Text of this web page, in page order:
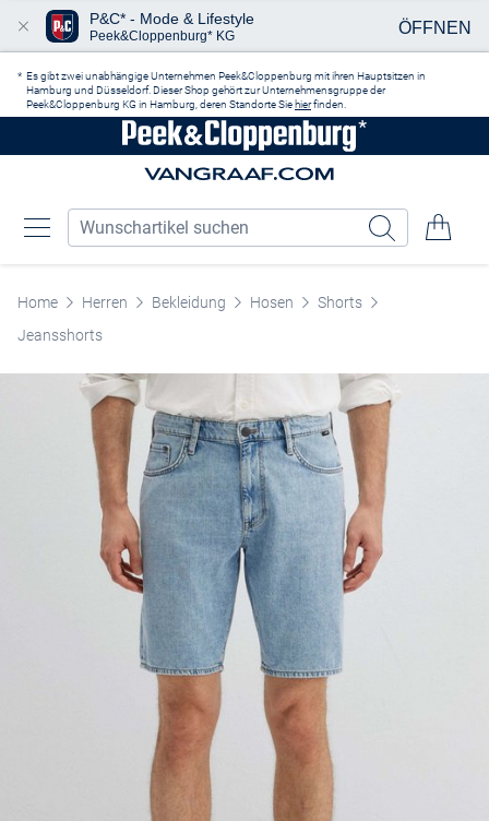
Es gibt zwei unabhängige Unternehmen Peek&Cloppenburg mit ihren Hauptsitzen in
Hamburg und Düsseldorf. Dieser Shop gehört zur Unternehmensgruppe der
Peek&Cloppenburg KG in Hamburg, deren Standorte Sie hierfinden.
Home Herren Bekleidung Hosen
Shorts
Jeansshorts
P&C* - Mode & Lifestyle
Peek&Cloppenburg* KG ÖFFNEN